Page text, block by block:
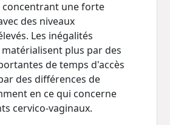
une forte
des niveaux
Les inégalités
plus par des
de temps d'accès
des différences de
en ce qui concerne
cervico-vaginaux.